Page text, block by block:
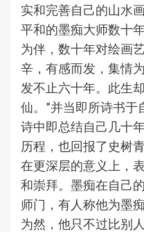
实和完善自己的山水
平和的墨痴大师数十
为伴，数十年对绘画
辛，有感而发，集情
发不止六十年。此生
仙。”并当即所诗书于
诗中即总结自己几十
历程，也回报了史树
在更深层的意义上，
和崇拜。墨痴在自己
师门，有人称他为墨
为然，他只不过比别